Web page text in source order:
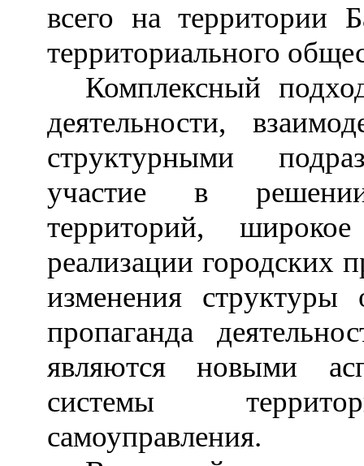
всего на территории
территориального
Комплексный
деятельности,
структурными
участие в
территорий,
реализации городских
изменения структуры
пропаганда
являются новыми
системы
самоуправления.